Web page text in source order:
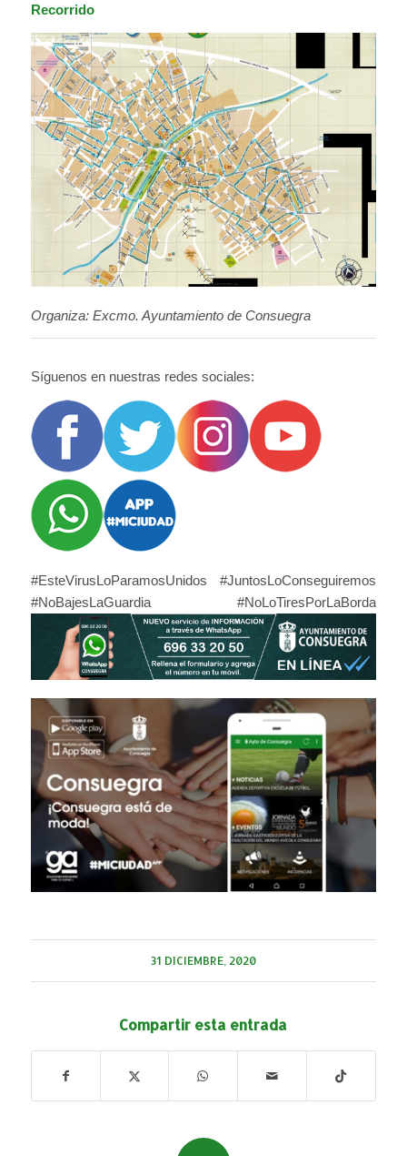
Recorrido
Organiza: Excmo. Ayuntamiento de Consuegra
Síguenos en nuestras redes sociales:
#EsteVirusLoParamosUnidos #JuntosLoConseguiremos
#NoBajesLaGuardia #NoLoTiresPorLaBorda
31 DICIEMBRE, 2020
Compartir esta entrada